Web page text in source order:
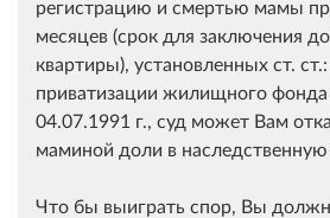
регистрацию и смертью мамы
месяцев (срок для заключения
квартиры), установленных ст.
приватизации жилищного
04.07.1991 г., суд может Вам
маминой доли в наследственную
Что бы выиграть спор, Вы